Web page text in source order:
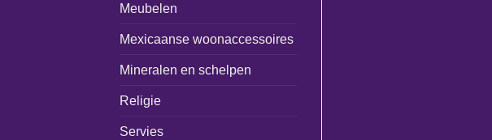
Meubelen
Mexicaanse woonaccessoires
Mineralen en schelpen
Religie
Servies